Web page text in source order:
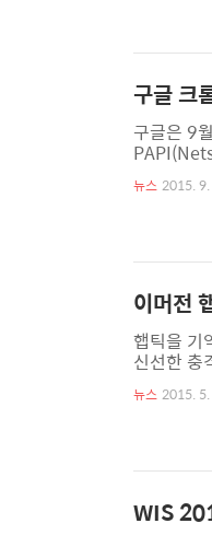
구글 크
구글은 9
인터넷 익
0을 출시
뉴스 2015.
이머전
햅틱을 기
신선한 충
화면을 터
인터페이
뉴스 2015.
WIS